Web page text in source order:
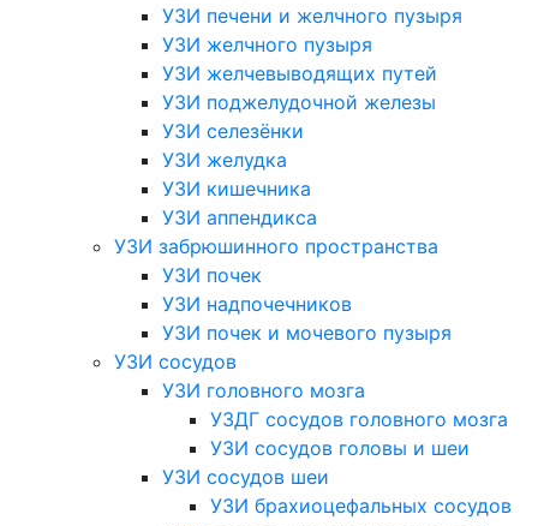
УЗИ печени и желчного пузыря
УЗИ желчного пузыря
УЗИ желчевыводящих путей
УЗИ поджелудочной железы
УЗИ селезёнки
УЗИ желудка
УЗИ кишечника
УЗИ аппендикса
УЗИ забрюшинного пространства
УЗИ почек
УЗИ надпочечников
УЗИ почек и мочевого пузыря
УЗИ сосудов
УЗИ головного мозга
УЗДГ сосудов головного мозга
УЗИ сосудов головы и шеи
УЗИ сосудов шеи
УЗИ брахиоцефальных сосудов